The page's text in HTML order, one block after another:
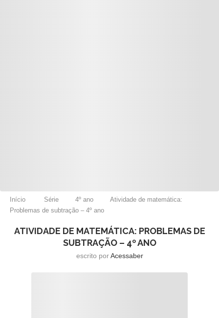
Início Série 4º ano
Atividade de matemática:
Problemas de subtração – 4º ano
ATIVIDADE DE MATEMÁTICA: PROBLEMAS DE
SUBTRAÇÃO – 4º ANO
escrito porAcessaber